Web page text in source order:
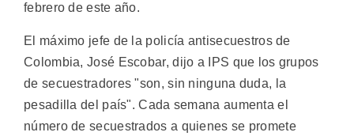
febrero de este año.
El máximo jefe de la policía antisecuestros de
Colombia, José Escobar, dijo a IPS que los grupos
de secuestradores "son, sin ninguna duda, la
pesadilla del país". Cada semana aumenta el
número de secuestrados a quienes se promete